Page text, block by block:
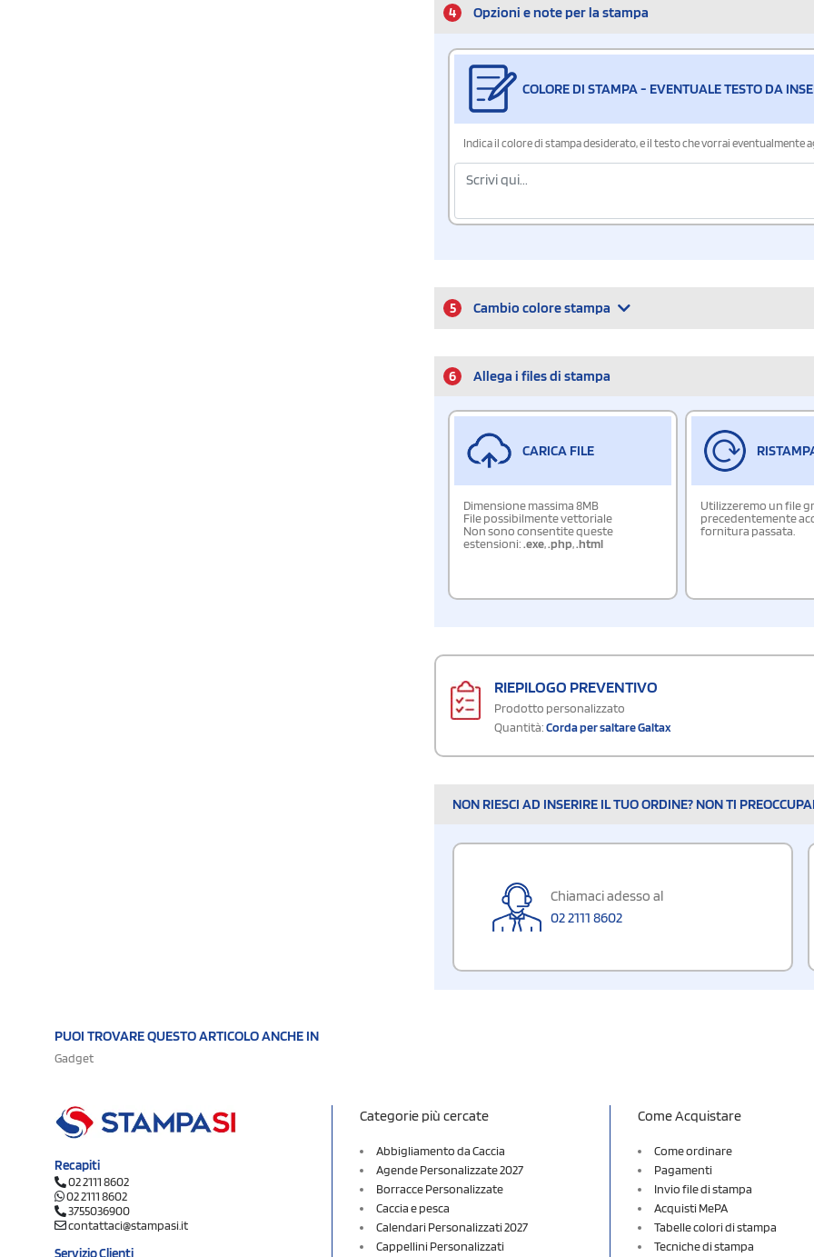
4 Opzioni e note per la stampa
COLORE DI STAMPA - EVENTUALE TESTO DA
Indica il colore di stampa desiderato, e il testo che vorrai eventualmente
5 Cambio colore stampa
6 Allega i files di stampa
CARICA FILE
Dimensione massima 8MB
File possibilmente vettoriale
Non sono consentite queste
estensioni:.exe,.php,.html
Utilizzeremo un file
precedentemente
fornitura passata.
RIEPILOGO PREVENTIVO
Prodotto personalizzato
Quantità:Corda per saltare Galtax
NON RIESCI AD INSERIRE IL TUO ORDINE? NON TI
Chiamaci adesso al
02 2111 8602
PUOI TROVARE QUESTO ARTICOLO ANCHE IN
Gadget
Recapiti
02 2111 8602
02 2111 8602
3755036900
contattaci@stampasi.it
Servizio Clienti
Categorie più cercate
Abbigliamento da Caccia
Agende Personalizzate 2027
Borracce Personalizzate
Caccia e pesca
Calendari Personalizzati 2027
Cappellini Personalizzati
Come Acquistare
Come ordinare
Pagamenti
Invio file di stampa
Acquisti MePA
Tabelle colori di stampa
Tecniche di stampa